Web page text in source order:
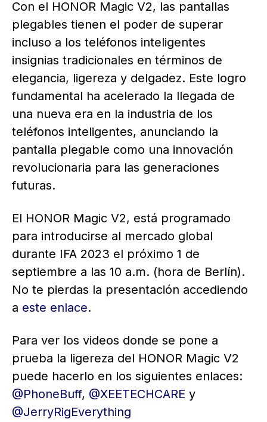
Con el HONOR Magic V2, las pantallas
plegables tienen el poder de superar
incluso a los teléfonos inteligentes
insignias tradicionales en términos de
elegancia, ligereza y delgadez. Este logro
fundamental ha acelerado la llegada de
una nueva era en la industria de los
teléfonos inteligentes, anunciando la
pantalla plegable como una innovación
revolucionaria para las generaciones
futuras.
El HONOR Magic V2, está programado
para introducirse al mercado global
durante IFA 2023 el próximo 1 de
septiembre a las 10 a.m. (hora de Berlín).
No te pierdas la presentación accediendo
a este enlace.
Para ver los videos donde se pone a
prueba la ligereza del HONOR Magic V2
puede hacerlo en los siguientes enlaces:
@PhoneBuff, @XEETECHCARE y
@JerryRigEverything